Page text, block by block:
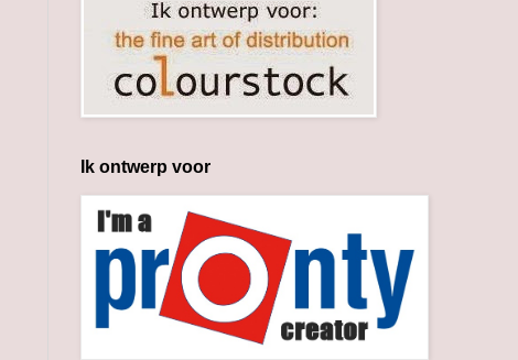
Ik ontwerp voor